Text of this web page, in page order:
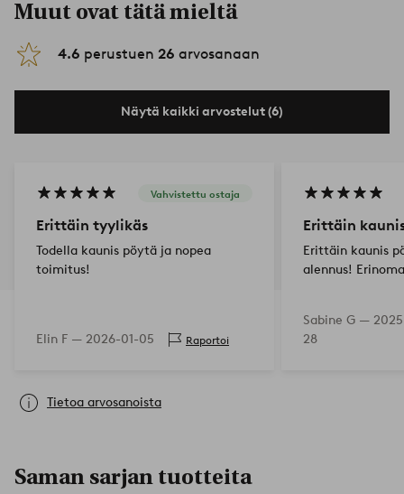
Muut ovat tätä mieltä
4.6 perustuen 26 arvosanaan
Näytä kaikki arvostelut (6)
Vahvistettu ostaja
Erittäin tyylikäs
Todella kaunis pöytä ja nopea
toimitus!
Elin F — 2026-01-05 Raportoi
Erittäin
Erittäin kaunis
alennus!
Sabine G —
28
Tietoa arvosanoista
Saman sarjan tuotteita